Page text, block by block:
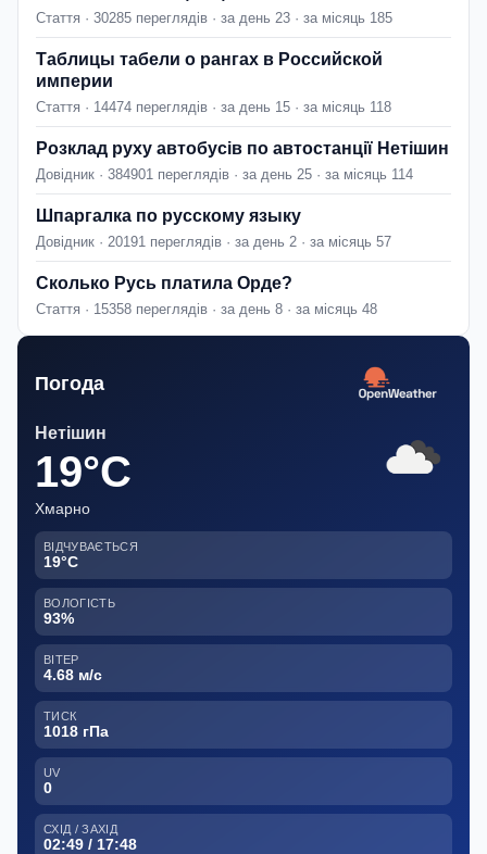
Стаття · 30285 переглядів · за день 23 · за місяць 185
Таблицы табели о рангах в Российской
империи
Стаття · 14474 переглядів · за день 15 · за місяць 118
Розклад руху автобусів по автостанції Нетішин
Довідник · 384901 переглядів · за день 25 · за місяць 114
Шпаргалка по русскому языку
Довідник · 20191 переглядів · за день 2 · за місяць 57
Сколько Русь платила Орде?
Стаття · 15358 переглядів · за день 8 · за місяць 48
Погода
Нетішин
19°C
Хмарно
ВІДЧУВАЄТЬСЯ
19°C
ВОЛОГІСТЬ
93%
ВІТЕР
4.68 м/с
ТИСК
1018 гПа
UV
0
СХІД / ЗАХІД
02:49 / 17:48